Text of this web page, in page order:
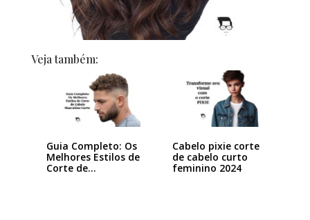
Veja também:
Guia Completo: Os
Melhores Estilos de
Corte de…
Cabelo pixie corte
de cabelo curto
feminino 2024